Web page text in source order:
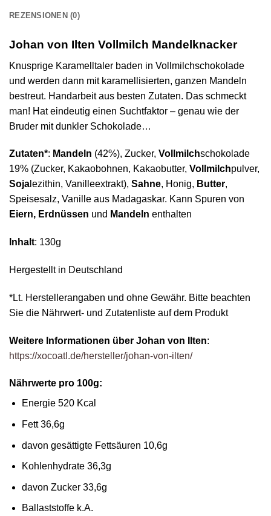
REZENSIONEN (0)
Johan von Ilten Vollmilch Mandelknacker
Knusprige Karamelltaler baden in Vollmilchschokolade
und werden dann mit karamellisierten, ganzen Mandeln
bestreut. Handarbeit aus besten Zutaten. Das schmeckt
man! Hat eindeutig einen Suchtfaktor – genau wie der
Bruder mit dunkler Schokolade…
Zutaten*: Mandeln (42%), Zucker, Vollmilchschokolade
19% (Zucker, Kakaobohnen, Kakaobutter, Vollmilchpulver,
Soja lezithin, Vanilleextrakt), Sahne, Honig, Butter,
Speisesalz, Vanille aus Madagaskar. Kann Spuren von
Eiern, Erdnüssen und Mandeln enthalten
Inhalt: 130g
Hergestellt in Deutschland
*Lt. Herstellerangaben und ohne Gewähr. Bitte beachten
Sie die Nährwert- und Zutatenliste auf dem Produkt
Weitere Informationen über Johan von Ilten:
https://xocoatl.de/hersteller/johan-von-ilten/
Nährwerte pro 100g:
Energie 520 Kcal
Fett 36,6g
davon gesättigte Fettsäuren 10,6g
Kohlenhydrate 36,3g
davon Zucker 33,6g
Ballaststoffe k.A.